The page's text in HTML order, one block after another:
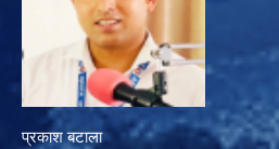
प्रकाश बटाला